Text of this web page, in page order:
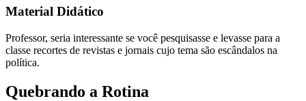
Material Didático
Professor, seria interessante se você pesquisasse e levasse para a
classe recortes de revistas e jornais cujo tema são escândalos na
política.
Quebrando a Rotina